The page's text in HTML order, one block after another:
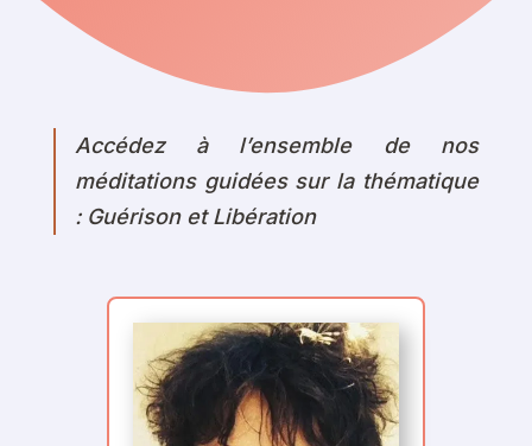
Accédez à l’ensemble de nos
méditations guidées sur la thématique
: Guérison et Libération